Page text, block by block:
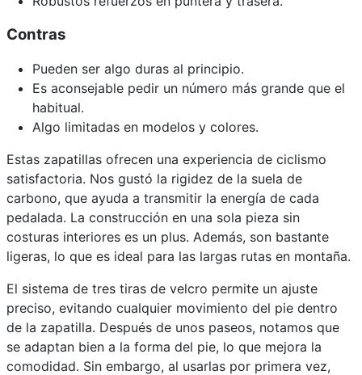
Contras
Pueden ser algo duras al principio.
Es aconsejable pedir un número más grande que el
habitual.
Algo limitadas en modelos y colores.
Estas zapatillas ofrecen una experiencia de ciclismo
satisfactoria. Nos gustó la rigidez de la suela de
carbono, que ayuda a transmitir la energía de cada
pedalada. La construcción en una sola pieza sin
costuras interiores es un plus. Además, son bastante
ligeras, lo que es ideal para las largas rutas en montaña.
El sistema de tres tiras de velcro permite un ajuste
preciso, evitando cualquier movimiento del pie dentro
de la zapatilla. Después de unos paseos, notamos que
se adaptan bien a la forma del pie, lo que mejora la
comodidad. Sin embargo, al usarlas por primera vez,